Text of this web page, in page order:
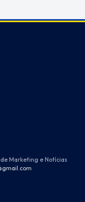
Marketing e Notícias